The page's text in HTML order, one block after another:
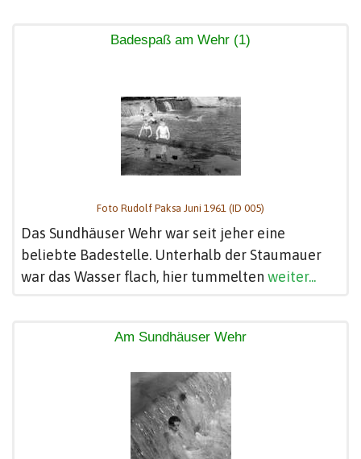
Badespaß am Wehr (1)
Foto Rudolf Paksa Juni 1961 (ID 005)
Das Sundhäuser Wehr war seit jeher eine
beliebte Badestelle. Unterhalb der Staumauer
war das Wasser flach, hier tummelten weiter...
Am Sundhäuser Wehr